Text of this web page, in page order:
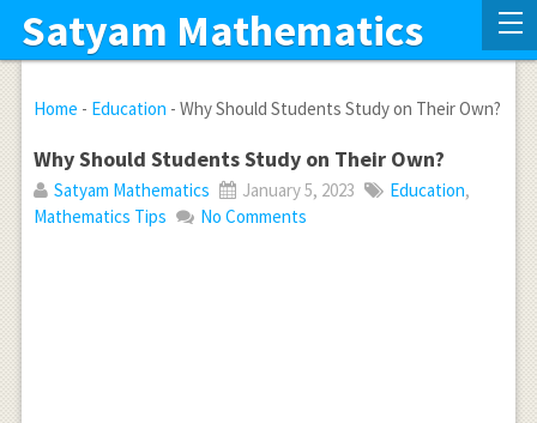
Satyam Mathematics
Home - Education - Why Should Students Study on Their Own?
Why Should Students Study on Their Own?
Satyam Mathematics January 5, 2023 Education,
Mathematics Tips
No Comments